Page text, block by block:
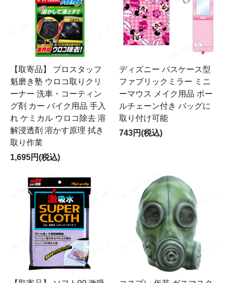
【取寄品】 プロスタッフ
魁磨き塾 ウロコ取りクリ
ーナー 洗車・コーティン
グ剤 カー バイク用品 手入
れ ケミカル ウロコ除去 溶
解浸透剤 溶かす原理 拭き
取り作業
1,695円(税込)
ディズニー パスケース型
ファブリックミラー ミニ
ーマウス メイク用品 ボー
ルチェーン付き バッグに
取り付け可能
743円(税込)